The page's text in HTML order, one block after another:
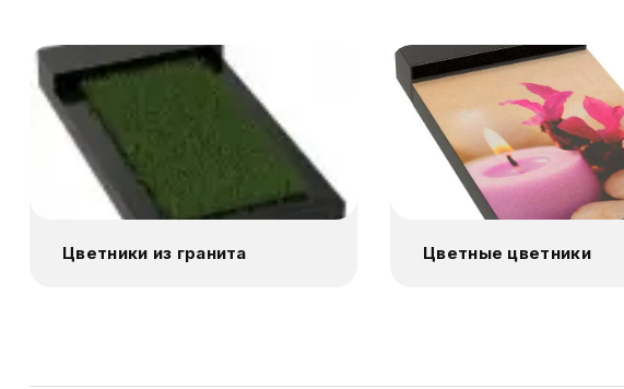
Цветники из гранита Цветные цветники